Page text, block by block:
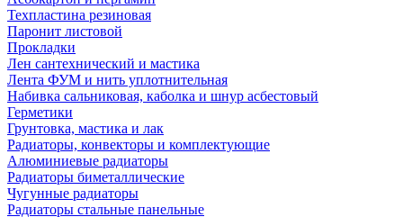
Техпластина резиновая
Паронит листовой
Прокладки
Лен сантехнический и мастика
Лента ФУМ и нить уплотнительная
Набивка сальниковая, каболка и шнур асбестовый
Герметики
Грунтовка, мастика и лак
Радиаторы, конвекторы и комплектующие
Алюминиевые радиаторы
Радиаторы биметаллические
Чугунные радиаторы
Радиаторы стальные панельные